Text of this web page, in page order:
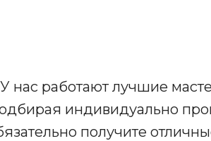
нас работают лучшие
индивидуально
получите